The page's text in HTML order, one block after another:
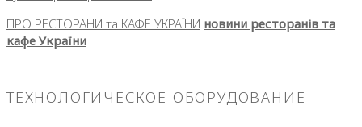
ПРО РЕСТОРАНИ та КАФЕ УКРАЇНИ новини ресторанів та
кафе України
ТЕХНОЛОГИЧЕСКОЕ ОБОРУДОВАНИЕ